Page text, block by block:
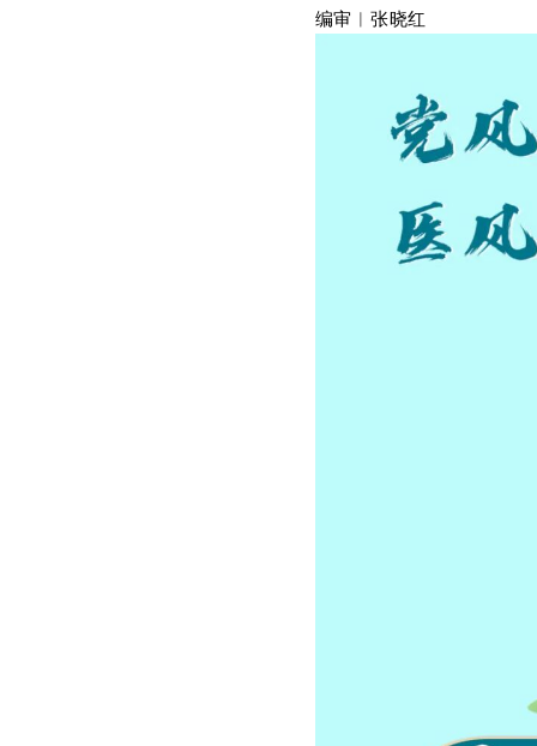
编审︱张晓红